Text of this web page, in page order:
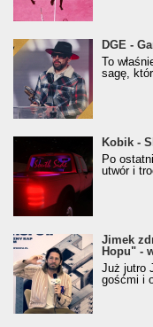
donGURALesko z
Klasyczny/
(Popkillery 2023)
DGE -
To
sagę,
Kobik - Slalom ft.
[Official Music
Kobik -
Po
utwór i
Jimek zdradza
Hopu" - wywiad
Jimek
Hopu" -
Już jutro
gośćmi i